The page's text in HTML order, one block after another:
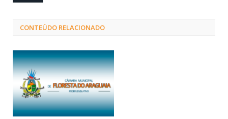
CONTEÚDO RELACIONADO